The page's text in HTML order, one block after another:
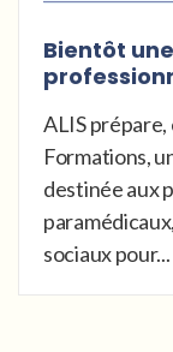
Bientôt
ALIS
Formations,
destinée aux
sociaux pour...